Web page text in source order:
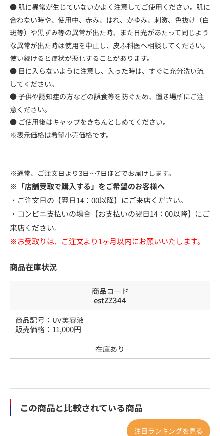
● 肌に異常が生じていないかよく注意してご使用ください。肌に
合わない時や、使用中、赤み、はれ、かゆみ、刺激、色抜け（白
斑等）や黒ずみ等の異常が出た時、また日光があたって同じよう
な異常が出た時は使用を中止し、皮ふ科医へ相談してください。
使い続けると症状が悪化することがあります。
● 目に入らないように注意し、入った時は、すぐに充分洗い流
してください。
● 子供や認知症の方などの誤食等を防ぐため、置き場所にご注
意ください。
● ご使用後はキャップをきちんとしめてください。
※表示価格は希望小売価格です。
※通常、ご注文日より3日～7日ほどでお届けします。
※「店舗受取で購入する」をご希望のお客様へ
・ご注文日の【翌日14：00以降】にご来店ください。
・コンビニ支払いの場合【お支払いの翌日14：00以降】にご
来店ください。
※お受取りは、ご注文より1ヶ月以内にお願いいたします。
商品在庫状況
商品コード
estZZ344
商品記号： UV美容液
販売価格： 11,000円
在庫あり
この商品と比較されている商品
注目ランキングを見る